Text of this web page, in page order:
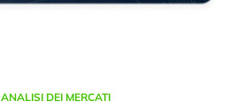
ANALISI DEI MERCATI